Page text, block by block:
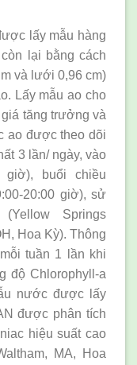
lấy mẫu hàng
lại bằng cách
và lưới 0,96 cm)
Lấy mẫu ao cho
tăng trưởng và
ao được theo dõi
3 lần/ ngày, vào
giờ), buổi chiều
20:00 giờ), sử
Springs
Hoa Kỳ). Thông
tuần 1 lần khi
độ Chlorophyll-a
nước được lấy
được phân tích
hiệu suất cao
MA, Hoa